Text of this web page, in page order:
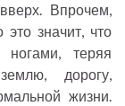
Впрочем,
значит, что
теряя
дорогу,
жизни.